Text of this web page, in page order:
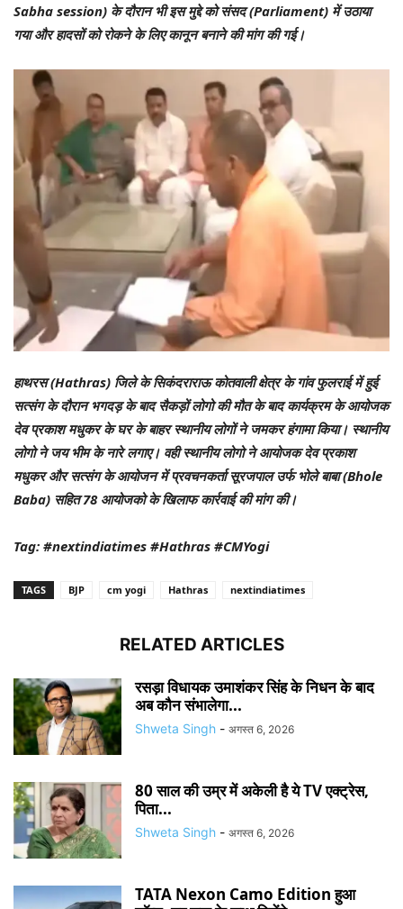
Sabha session) के दौरान भी इस मुद्दे को संसद (Parliament) में उठाया
गया और हादसों को रोकने के लिए कानून बनाने की मांग की गई।
हाथरस (Hathras) जिले के सिकंदराराऊ कोतवाली क्षेत्र के गांव फुलराई में हुई
सत्संग के दौरान भगदड़ के बाद सैकड़ों लोगो की मौत के बाद कार्यक्रम के आयोजक
देव प्रकाश मधुकर के घर के बाहर स्थानीय लोगों ने जमकर हंगामा किया। स्थानीय
लोगो ने जय भीम के नारे लगाए। वही स्थानीय लोगो ने आयोजक देव प्रकाश
मधुकर और सत्संग के आयोजन में प्रवचनकर्ता सूरजपाल उर्फ भोले बाबा (Bhole
Baba) सहित 78 आयोजको के खिलाफ कार्रवाई की मांग की।
Tag: #nextindiatimes #Hathras #CMYogi
TAGS BJP cm yogi Hathras nextindiatimes
RELATED ARTICLES
रसड़ा विधायक उमाशंकर सिंह के निधन के बाद
अब कौन संभालेगा...
Shweta Singh - अगस्त 6, 2026
80 साल की उम्र में अकेली है ये TV एक्ट्रेस,
पिता...
Shweta Singh - अगस्त 6, 2026
TATA Nexon Camo Edition हुआ